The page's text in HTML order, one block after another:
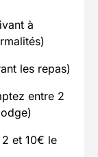
à
les repas)
entre 2
et 10€ le